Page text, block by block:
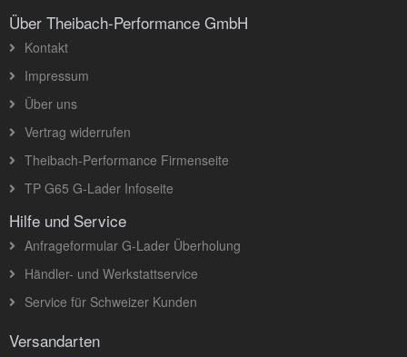
Über Theibach-Performance GmbH
Kontakt
Impressum
Über uns
Vertrag widerrufen
Theibach-Performance Firmenseite
TP G65 G-Lader Infoseite
Hilfe und Service
Anfrageformular G-Lader Überholung
Händler- und Werkstattservice
Service für Schweizer Kunden
Versandarten